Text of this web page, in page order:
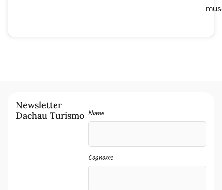
Newsletter
Dachau Turismo Nome
Cognome